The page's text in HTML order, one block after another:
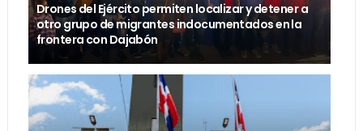
Drones del Ejército permiten localizar y detener a
otro grupo de migrantes indocumentados en la
frontera con Dajabón